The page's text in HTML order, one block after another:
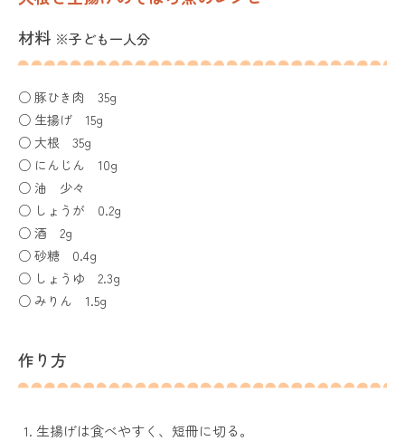
材料 ※子ども一人分
○ 豚ひき肉 35g
○ 生揚げ 15g
○ 大根 35g
○ にんじん 10g
○ 油 少々
○ しょうが 0.2g
○ 酒 2g
○ 砂糖 0.4g
○ しょうゆ 2.3g
○ みりん 1.5g
作り方
生揚げは食べやすく、短冊に切る。